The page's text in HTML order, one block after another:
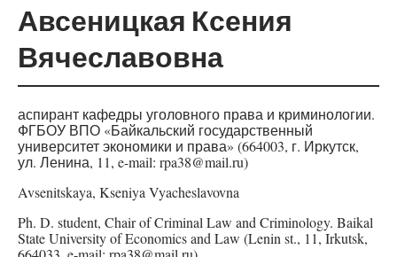
Авсеницкая Ксения
Вячеславовна
аспирант кафедры уголовного права и криминологии.
ФГБОУ ВПО «Байкальский государственный
университет экономики и права» (664003, г. Иркутск,
ул. Ленина, 11, e-mail: rpa38@mail.ru)
Avsenitskaya, Kseniya Vyacheslavovna
Ph. D. student, Chair of Criminal Law and Criminology. Baikal
State University of Economics and Law (Lenin st., 11, Irkutsk,